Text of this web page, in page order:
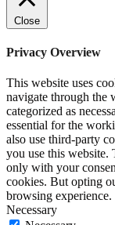
Close
Privacy Overview
This website uses
navigate through the
categorized as
essential for the
also use third-party
you use this website.
only with your
cookies. But opting
browsing experience.
Necessary